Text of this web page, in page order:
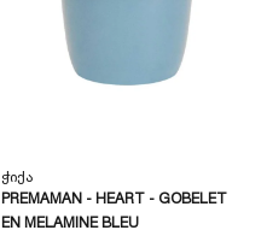
Ჭიქა
PREMAMAN - HEART - GOBELET
EN MELAMINE BLEU